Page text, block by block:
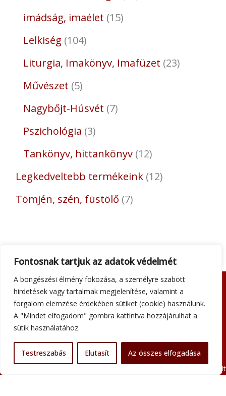
Fontosnak tartjuk az adatok védelmét
A böngészési élmény fokozása, a személyre szabott
hirdetések vagy tartalmak megjelenítése, valamint a
forgalom elemzése érdekében sütiket (cookie) használunk.
A "Mindet elfogadom" gombra kattintva hozzájárulhat a
sütik használatához.
Testreszabás Elutasít Az összes elfogadása
imádság, imaélet 15
Lelkiség 104
Liturgia, Imakönyv, Imafüzet 23
Művészet 5
Nagybőjt-Húsvét 7
Pszichológia 3
Tankönyv, hittankönyv 12
Legkedveltebb termékeink 12
Tömjén, szén, füstölő 7
Adatkezelési tájékoztató
Általános szerződési feltételek
Kapcsolat
Minden jog fenntartva © 2026 Szent Atanáz Könyv- és Kegytárgybolt